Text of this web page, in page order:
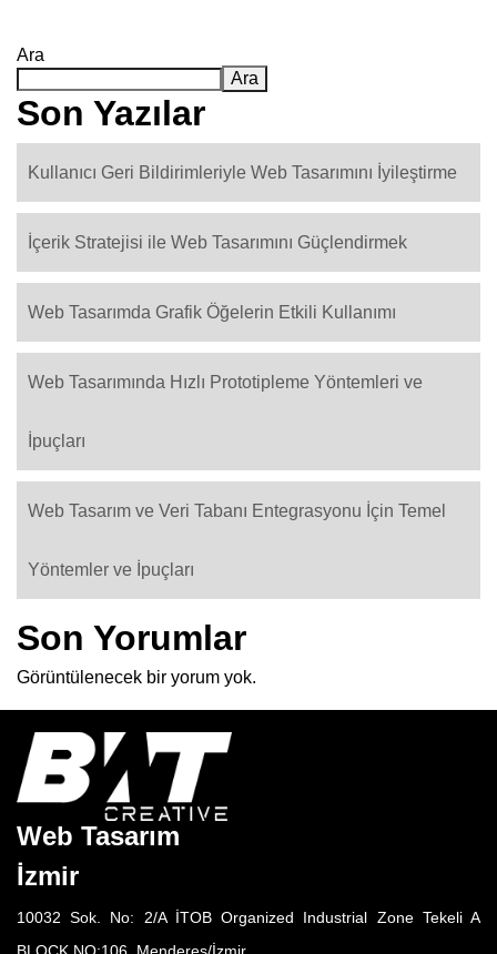
Ara
Ara
Son Yazılar
Kullanıcı Geri Bildirimleriyle Web Tasarımını İyileştirme
İçerik Stratejisi ile Web Tasarımını Güçlendirmek
Web Tasarımda Grafik Öğelerin Etkili Kullanımı
Web Tasarımında Hızlı Prototipleme Yöntemleri ve
İpuçları
Web Tasarım ve Veri Tabanı Entegrasyonu İçin Temel
Yöntemler ve İpuçları
Son Yorumlar
Görüntülenecek bir yorum yok.
Web Tasarım
İzmir
10032 Sok. No: 2/A İTOB Organized Industrial Zone Tekeli A